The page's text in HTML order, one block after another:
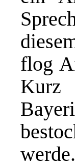
flog
Kurz
werde.